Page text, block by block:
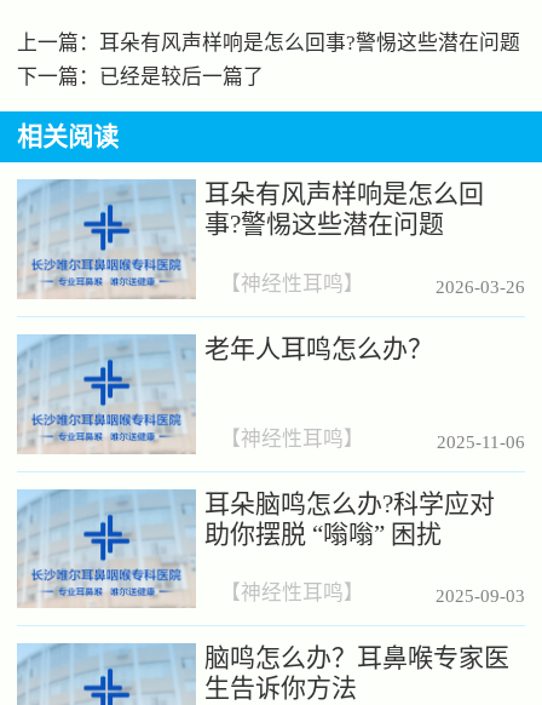
上一篇： 耳朵有风声样响是怎么回事?警惕这些潜在问题
下一篇：已经是较后一篇了
相关阅读
耳朵有风声样响是怎么回
事?警惕这些潜在问题
2026-03-26
【神经性耳鸣】
老年人耳鸣怎么办？
2025-11-06
【神经性耳鸣】
耳朵脑鸣怎么办?科学应对
助你摆脱 “嗡嗡” 困扰
2025-09-03
【神经性耳鸣】
脑鸣怎么办？耳鼻喉专家医
生告诉你方法